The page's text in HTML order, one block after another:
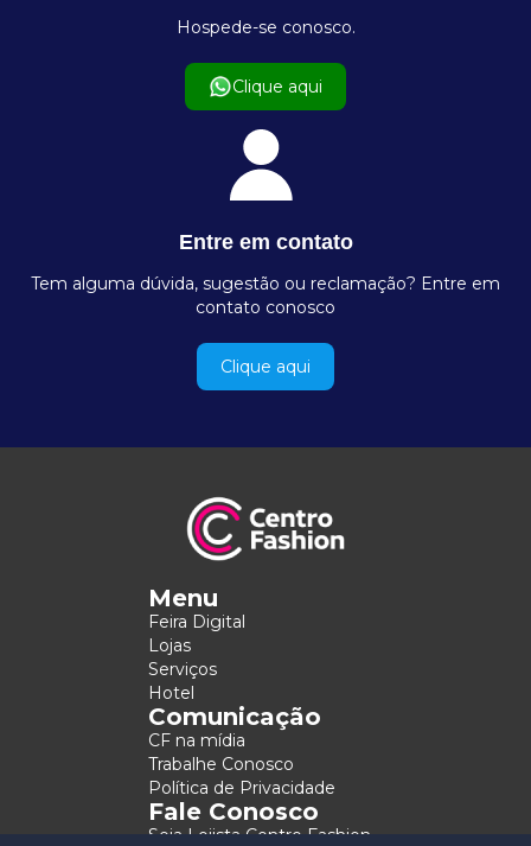
Hospede-se conosco.
Clique aqui
Entre em contato
Tem alguma dúvida, sugestão ou reclamação? Entre em
contato conosco
Clique aqui
Menu
Feira Digital
Lojas
Serviços
Hotel
Comunicação
CF na mídia
Trabalhe Conosco
Política de Privacidade
Fale Conosco
Seja Lojista Centro Fashion